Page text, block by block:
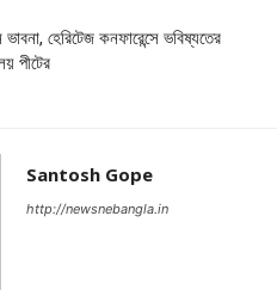
হেরিটেজ কনফারেন্সে ভবিষ্যতের
পীটের
Santosh Gope
http://newsnebangla.in